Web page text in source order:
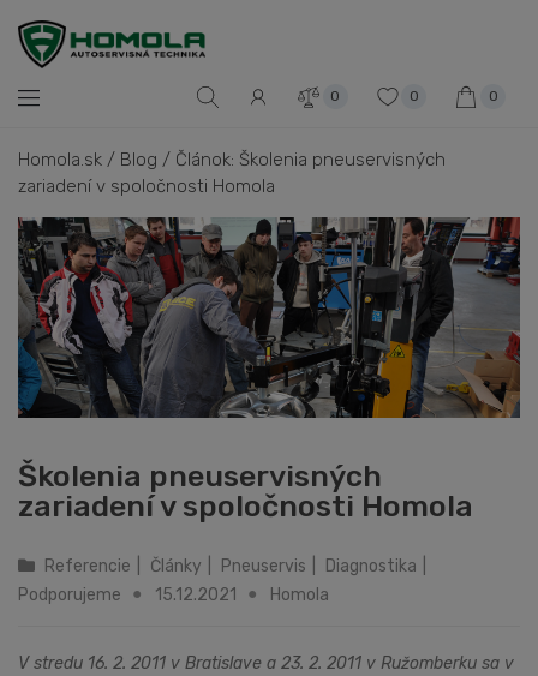
0 0 0
Homola.sk / Blog / Článok: Školenia pneuservisných
zariadení v spoločnosti Homola
Školenia pneuservisných
zariadení v spoločnosti Homola
Referencie Články Pneuservis Diagnostika
Podporujeme
15.12.2021 Homola
V stredu 16. 2. 2011 v Bratislave a 23. 2. 2011 v Ružomberku sa v